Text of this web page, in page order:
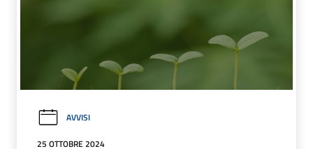
AVVISI
25 OTTOBRE 2024